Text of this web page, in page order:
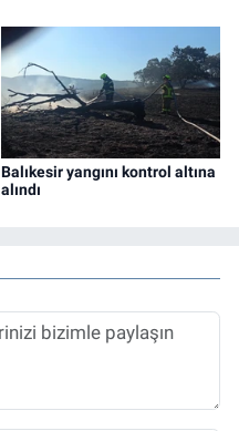
Balıkesir yangını kontrol altına
alındı